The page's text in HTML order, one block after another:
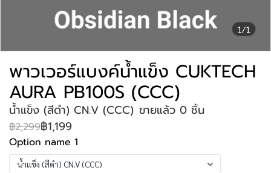
1/1
พาวเวอร์แบงค์น้ำแข็ง CUKTECH
AURA PB100S (CCC)
น้ำแข็ง (สีดำ) CN.V (CCC) ขายแล้ว 0 ชิ้น
฿2,299฿1,199
Option name 1
น้ำแข็ง (สีดำ) CN.V (CCC)